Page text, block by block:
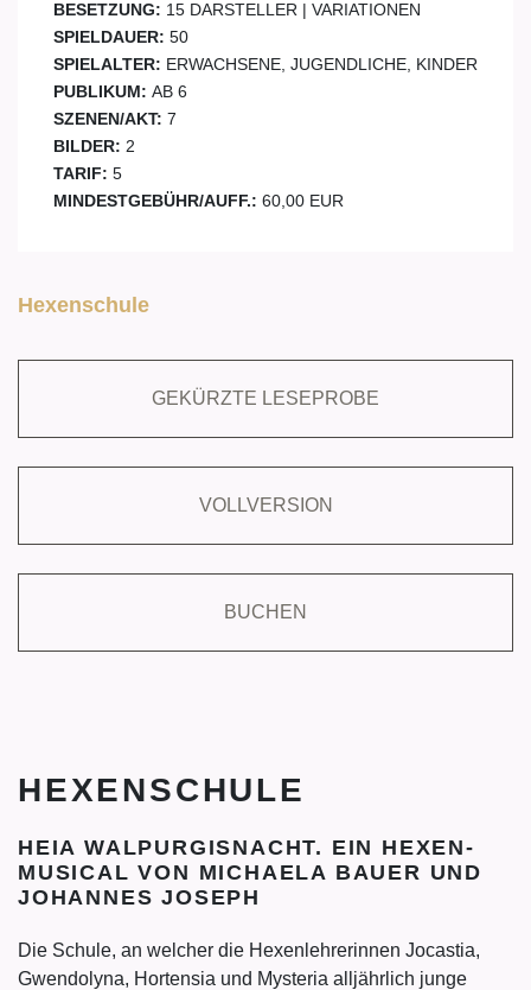
BESETZUNG: 15 DARSTELLER | VARIATIONEN
SPIELDAUER: 50
SPIELALTER: ERWACHSENE, JUGENDLICHE, KINDER
PUBLIKUM: AB 6
SZENEN/AKT: 7
BILDER: 2
TARIF: 5
MINDESTGEBÜHR/AUFF.: 60,00 EUR
Hexenschule
GEKÜRZTE LESEPROBE
VOLLVERSION
BUCHEN
HEXENSCHULE
HEIA WALPURGISNACHT. EIN HEXEN-
MUSICAL VON MICHAELA BAUER UND
JOHANNES JOSEPH
Die Schule, an welcher die Hexenlehrerinnen Jocastia,
Gwendolyna, Hortensia und Mysteria alljährlich junge